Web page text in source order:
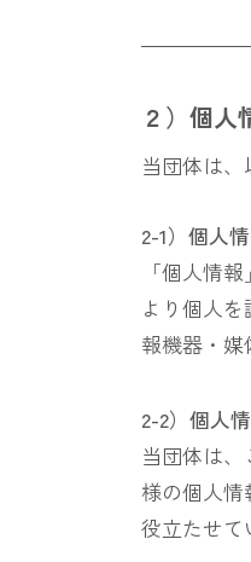
２）個人
当団体は
2-1）個人
「個人情
より個人
報機器・媒
2-2）個人
当団体は
様の個人情
役立たせて